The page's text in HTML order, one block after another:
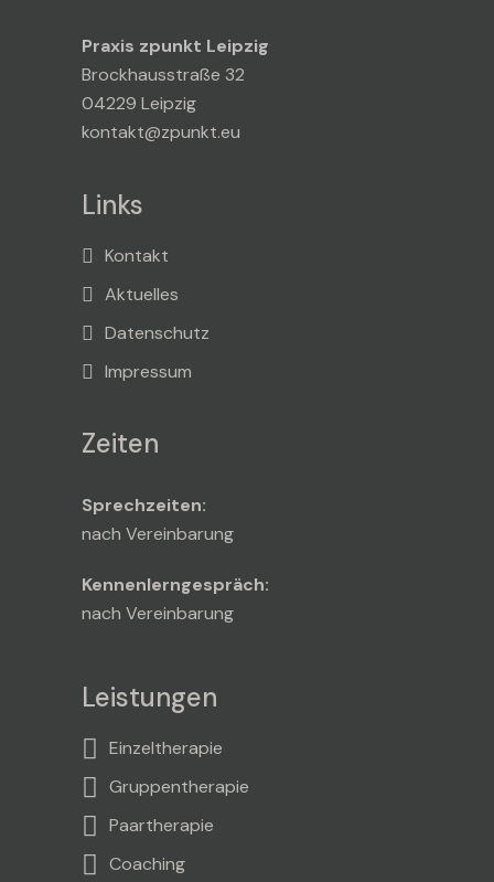
Praxis zpunkt Leipzig
Brockhausstraße 32
04229 Leipzig
kontakt@zpunkt.eu
Links
Kontakt
Aktuelles
Datenschutz
Impressum
Zeiten
Sprechzeiten:
nach Vereinbarung
Kennenlerngespräch:
nach Vereinbarung
Leistungen
Einzeltherapie
Gruppentherapie
Paartherapie
Coaching